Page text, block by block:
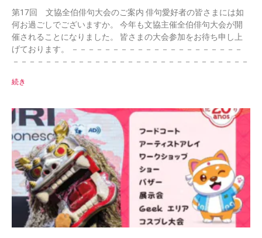
第17回 文協全伯俳句大会のご案内 俳句愛好者の皆さまには如
何お過ごしでございますか。 今年も文協主催全伯俳句大会が開
催されることになりました。 皆さまの大会参加をお待ち申し上
げております。 －－－－－－－－－－－－－－－－－－－－－
－－－－－－－－－－－－－－－－－－－－－－－－－－－－－
続き